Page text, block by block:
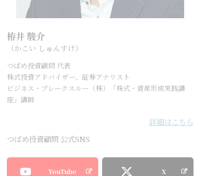
栫井 駿介
（かこい しゅんすけ）
つばめ投資顧問 代表
株式投資アドバイザー、証券アナリスト
ビジネス・ブレークスルー（株）「株式・資産形成実践講
座」講師
詳細はこちら
つばめ投資顧問 公式SNS
YouTube X